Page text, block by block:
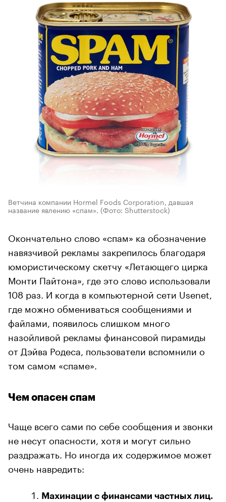
Ветчина компании Hormel Foods Corporation, давшая
название явлению «спам». (Фото: Shutterstock)
Окончательно слово «спам» ка обозначение
навязчивой рекламы закрепилось благодаря
юмористическому скетчу «Летающего цирка
Монти Пайтона», где это слово использовали
108 раз. И когда в компьютерной сети Usenet,
где можно обмениваться сообщениями и
файлами, появилось слишком много
назойливой рекламы финансовой пирамиды
от Дэйва Родеса, пользователи вспомнили о
том самом «спаме».
Чем опасен спам
Чаще всего сами по себе сообщения и звонки
не несут опасности, хотя и могут сильно
раздражать. Но иногда их содержимое может
очень навредить:
Махинации с финансами частных лиц.